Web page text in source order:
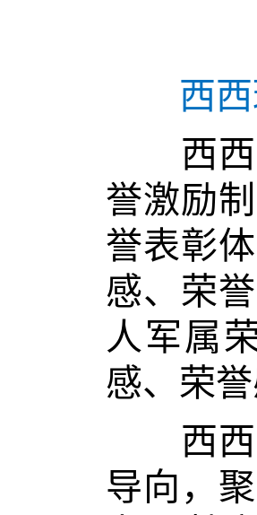
西
西西玛
誉激励
誉表彰
感、荣
人军属
感、荣
西西玛
导向，